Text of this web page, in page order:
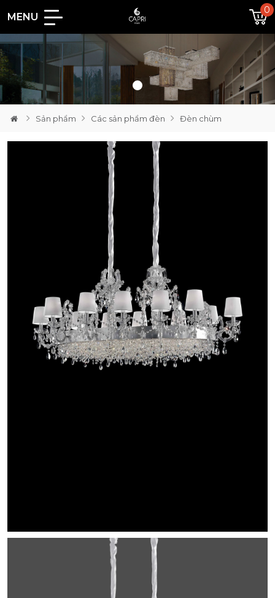
MENU
0
Loading...
Sản phẩm Các sản phẩm đèn Đèn chùm